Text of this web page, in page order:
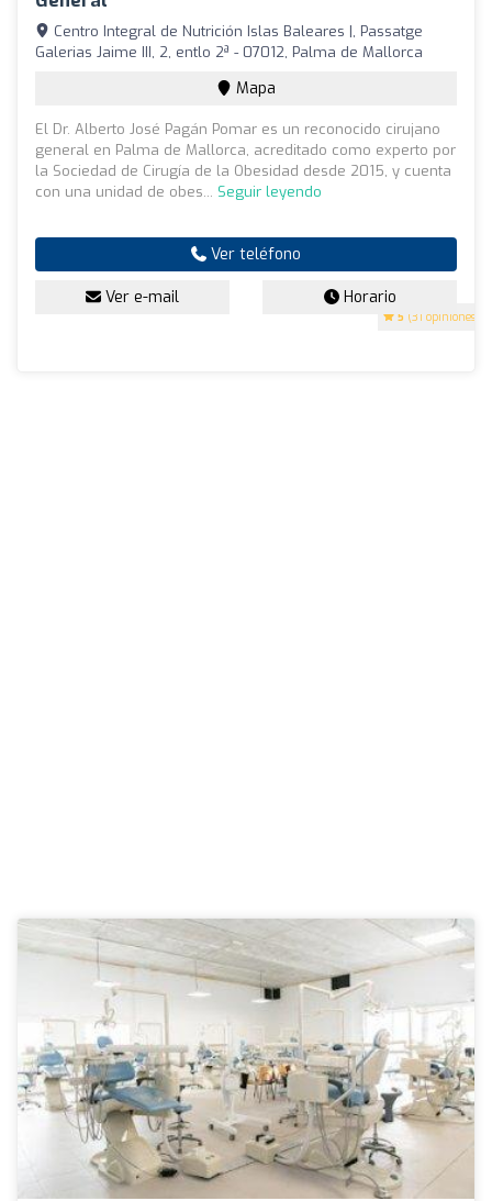
5 (31 opiniones)
Centro Integral de Nutrición Islas Baleares |, Passatge
Galerias Jaime III, 2, entlo 2ª - 07012, Palma de Mallorca
Mapa
El Dr. Alberto José Pagán Pomar es un reconocido cirujano
general en Palma de Mallorca, acreditado como experto por
la Sociedad de Cirugía de la Obesidad desde 2015, y cuenta
con una unidad de obes... Seguir leyendo
Ver teléfono
Ver e-mail Horario